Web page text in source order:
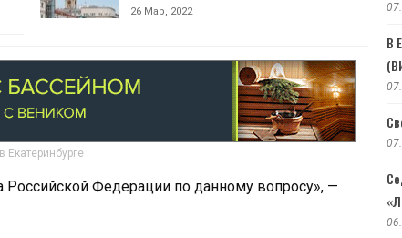
26 Мар, 2022
Екатеринбурге
Российской Федерации по данному вопросу», —
В